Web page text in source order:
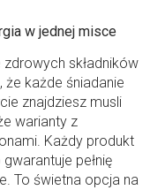
w jednej misce
zdrowych składników
każde śniadanie
znajdziesz musli
warianty z
Każdy produkt
pełnię
To świetna opcja na